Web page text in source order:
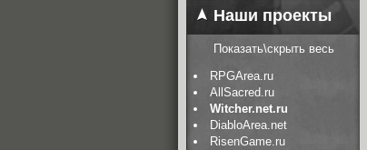
Наши проекты
Показать\скрыть весь
RPGArea.ru
AllSacred.ru
Witcher.net.ru
DiabloArea.net
RisenGame.ru